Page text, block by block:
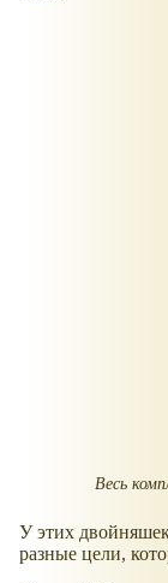
Весь
У этих
разные цели,